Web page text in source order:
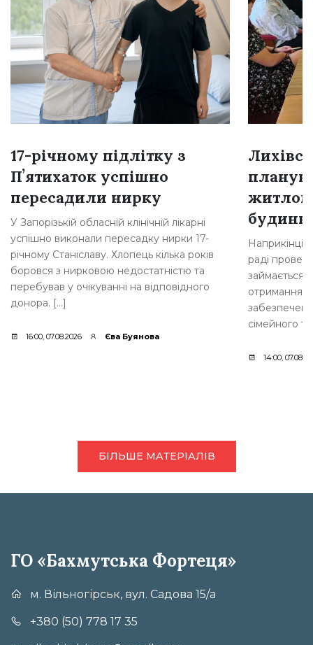
17-річному підлітку з
Пʼятихаток успішно
пересадили нирку
У Запорізькій обласній клінічній лікарні
успішно виконали пересадку нирки 17-
річному Станіславу. Хлопець кілька років
боровся з нирковою недостатністю та
перебував у очікуванні на відповідного
донора. […]
16:00, 07.08.2026 Єва Буянова
Наприкінці
раді
займається
отримання
сімейного
14:00,
БІЛЬШЕ МАТЕРІАЛІВ
ГО «Бахмутська Фортеця»
м. Вільногірськ, вул. Садова 15/а
+380 (50) 778 17 35